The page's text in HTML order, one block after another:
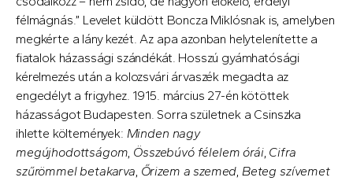
félmágnás.” Levelet küldött Boncza Miklósnak is, amelyben
megkérte a lány kezét. Az apa azonban helytelenítette a
fiatalok házassági szándékát. Hosszú gyámhatósági
kérelmezés után a kolozsvári árvaszék megadta az
engedélyt a frigyhez. 1915. március 27-én kötöttek
házasságot Budapesten. Sorra születnek a Csinszka
ihlette költemények: Minden nagy
megújhodottságom Összebúvó félelem órái, Cifra
szűrömmel betakarva Őrizem a szemed Beteg szívemet